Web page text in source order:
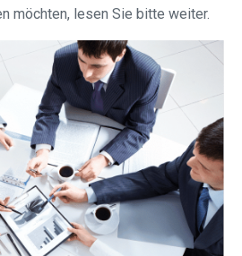
möchten, lesen Sie bitte weiter.